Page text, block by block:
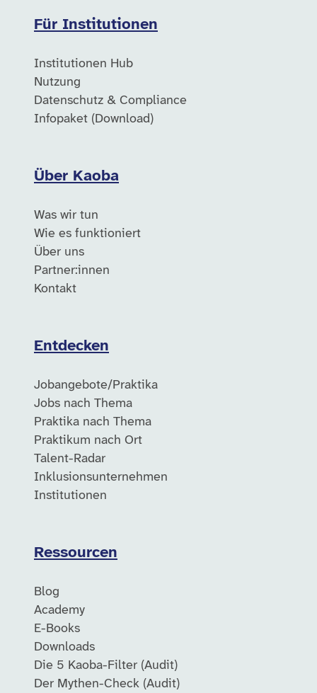
Für Institutionen
Institutionen Hub
Nutzung
Datenschutz & Compliance
Infopaket (Download)
Über Kaoba
Was wir tun
Wie es funktioniert
Über uns
Partner:innen
Kontakt
Entdecken
Jobangebote/Praktika
Jobs nach Thema
Praktika nach Thema
Praktikum nach Ort
Talent-Radar
Inklusionsunternehmen
Institutionen
Ressourcen
Blog
Academy
E-Books
Downloads
Die 5 Kaoba-Filter (Audit)
Der Mythen-Check (Audit)